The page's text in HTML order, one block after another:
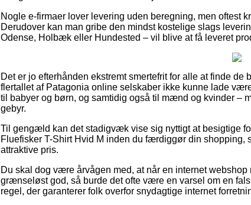
Nogle e-firmaer lover levering uden beregning, men oftest
Derudover kan man gribe den mindst kostelige slags
Odense, Holbæk eller Hundested – vil blive at få leveret
Det er jo efterhånden ekstremt smertefrit for alle at finde
flertallet af Patagonia online selskaber ikke kunne lade
til babyer og børn, og samtidig også til mænd og kvinder –
gebyr.
Til gengæld kan det stadigvæk vise sig nyttigt at besigtige
Fluefisker T-Shirt Hvid M inden du færdiggør din shopping,
attraktive pris.
Du skal dog være årvågen med, at når en internet
grænseløst god, så burde det ofte være en varsel om en
regel, der garanterer folk overfor snydagtige internet